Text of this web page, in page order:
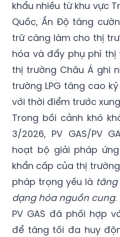
khẩu nhiều từ khu vực
Quốc, Ấn Độ tăng
trữ càng làm cho thị
hóa và đẩy phụ phí thị
thị trường Châu Á ghi
trường LPG tăng cao
với thời điểm trước
Trong bối cảnh khó
3/2026, PV GAS/PV
hoạt bộ giải pháp
khẩn cấp của thị
pháp trọng yếu là
dạng hóa nguồn cung.
PV GAS đã phối hợp
để tăng tối đa huy